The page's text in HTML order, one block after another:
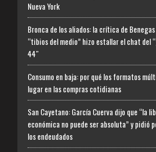
Nueva York
Bronca de los aliados: la crítica de Benegas
“tibios del medio” hizo estallar el chat del
44″
Consumo en baja: por qué los formatos
lugar en las compras cotidianas
San Cayetano: García Cuerva dijo que “la
económica no puede ser absoluta” y pidió
los endeudados